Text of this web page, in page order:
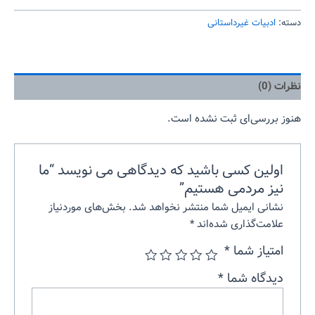
دسته: ادبیات غیرداستانی
نظرات (0)
هنوز بررسی‌ای ثبت نشده است.
اولین کسی باشید که دیدگاهی می نویسد “ما
نیز مردمی هستیم”
نشانی ایمیل شما منتشر نخواهد شد. بخش‌های موردنیاز
علامت‌گذاری شده‌اند*
امتیاز شما*
دیدگاه شما*